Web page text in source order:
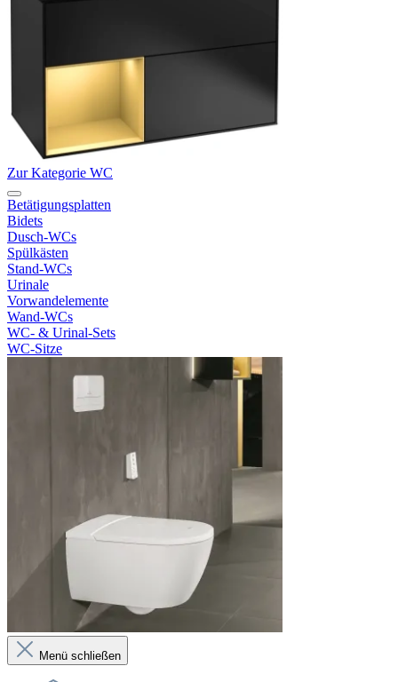
Zur Kategorie WC
Betätigungsplatten
Bidets
Dusch-WCs
Spülkästen
Stand-WCs
Urinale
Vorwandelemente
Wand-WCs
WC- & Urinal-Sets
WC-Sitze
Menü schließen